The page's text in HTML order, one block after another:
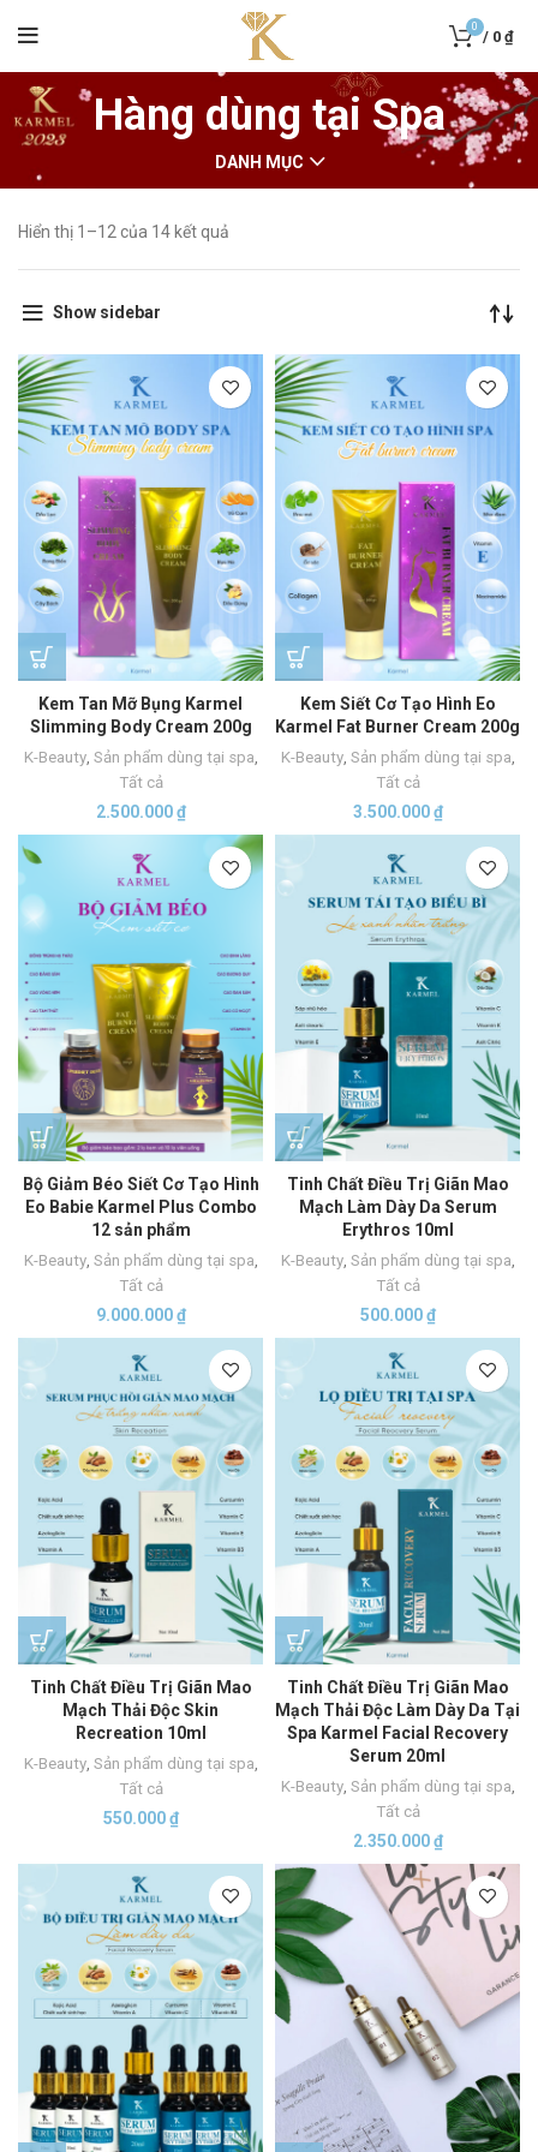
0
/ 0 ₫
Hàng dùng tại Spa
DANH MỤC
Hiển thị 1–12 của 14 kết quả
Show sidebar
Kem Tan Mỡ Bụng Karmel
Slimming Body Cream 200g
K-Beauty, Sản phẩm dùng tại spa,
Tất cả
2.500.000₫
Kem Siết Cơ Tạo Hình Eo
Karmel Fat Burner Cream 200g
K-Beauty, Sản phẩm dùng tại spa,
Tất cả
3.500.000₫
Bộ Giảm Béo Siết Cơ Tạo Hình
Eo Babie Karmel Plus Combo
12 sản phẩm
K-Beauty, Sản phẩm dùng tại spa
Tất cả
9.000.000₫
Tinh Chất Điều Trị Giãn Mao
Mạch Làm Dày Da Serum
Erythros 10ml
K-Beauty, Sản phẩm dùng tại spa
Tất cả
500.000₫
Tinh Chất Điều Trị Giãn Mao
Mạch Thải Độc Skin
Recreation 10ml
K-Beauty, Sản phẩm dùng tại spa
Tất cả
550.000₫
Tinh Chất Điều Trị Giãn Mao
Mạch Thải Độc Làm Dày Da Tại
Spa Karmel Facial Recovery
Serum 20ml
K-Beauty, Sản phẩm dùng tại spa
Tất cả
2.350.000₫